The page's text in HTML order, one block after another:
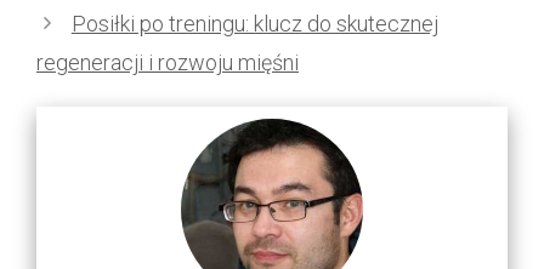
Posiłki po treningu: klucz do skutecznej
regeneracji i rozwoju mięśni